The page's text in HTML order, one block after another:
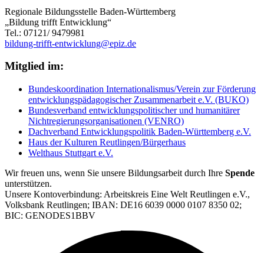
Regionale Bildungsstelle Baden-Württemberg
„Bildung trifft Entwicklung“
Tel.: 07121/ 9479981
bildung-trifft-entwicklung@epiz.de
Mitglied im:
Bundeskoordination Internationalismus/Verein zur Förderung
entwicklungspädagogischer Zusammenarbeit e.V. (BUKO)
Bundesverband entwicklungspolitischer und humanitärer
Nichtregierungsorganisationen (VENRO)
Dachverband Entwicklungspolitik Baden-Württemberg e.V.
Haus der Kulturen Reutlingen/Bürgerhaus
Welthaus Stuttgart e.V.
Wir freuen uns, wenn Sie unsere Bildungsarbeit durch Ihre Spende
unterstützen.
Unsere Kontoverbindung: Arbeitskreis Eine Welt Reutlingen e.V.,
Volksbank Reutlingen; IBAN: DE16 6039 0000 0107 8350 02;
BIC: GENODES1BBV